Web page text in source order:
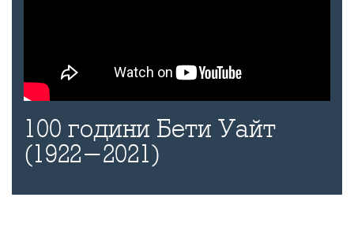
100 години Бети Уайт
(1922-2021)